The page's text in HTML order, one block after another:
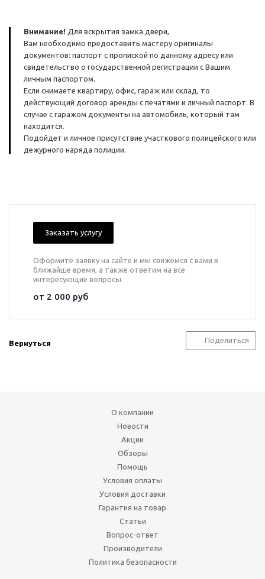
Внимание! Для вскрытия замка двери,
Вам необходимо предоставить мастеру оригиналы
документов: паспорт с пропиской по данному адресу или
свидетельство о государственной регистрации с Вашим
личным паспортом.
Если снимаете квартиру, офис, гараж или склад, то
действующий договор аренды с печатями и личный паспорт. В
случае с гаражом документы на автомобиль, который там
находится.
Подойдет и личное присутствие участкового полицейского или
дежурного наряда полиции.
Заказать услугу
Оформите заявку на сайте и мы свяжемся с вами в
ближайше время, а также ответим на все
интересующие вопросы.
от 2 000 руб
Вернуться Поделиться
О компании
Новости
Акции
Обзоры
Помощь
Условия оплаты
Условия доставки
Гарантия на товар
Статьи
Вопрос-ответ
Производители
Политика безопасности